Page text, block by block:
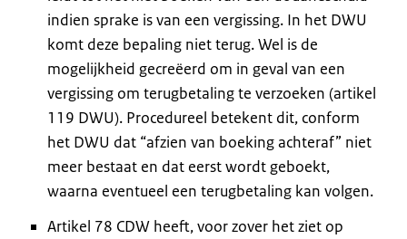
indien sprake is van een vergissing. In het DWU
komt deze bepaling niet terug. Wel is de
mogelijkheid gecreëerd om in geval van een
vergissing om terugbetaling te verzoeken (artikel
119 DWU). Procedureel betekent dit, conform
het DWU dat “afzien van boeking achteraf” niet
meer bestaat en dat eerst wordt geboekt,
waarna eventueel een terugbetaling kan volgen.
Artikel 78 CDW heeft, voor zover het ziet op